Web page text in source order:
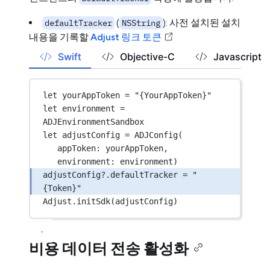
defaultTracker ( NSString ): 사전 설치된 설치
내용을 기록할Adjust 링크 토큰
Swift Objective-C Javascript
let yourAppToken =
"{YourAppToken}"
let environment =
ADJEnvironmentSandbox
let adjustConfig = ADJConfig(
appToken: yourAppToken,
environment : environment)
adjustConfig? .defaultTracker =
"
{Token}"
Adjust. initSdk(adjustConfig)
비용 데이터 전송 활성화